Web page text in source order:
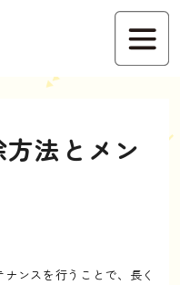
法とメン
ンスを行うことで、長く